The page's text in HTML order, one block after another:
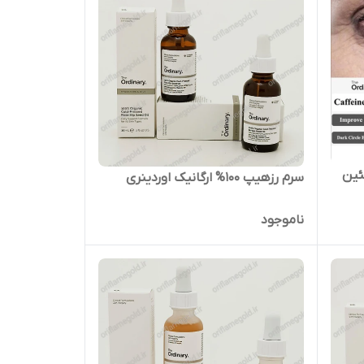
سرم رزهیپ 100% ارگانیک اوردینری
ناموجود